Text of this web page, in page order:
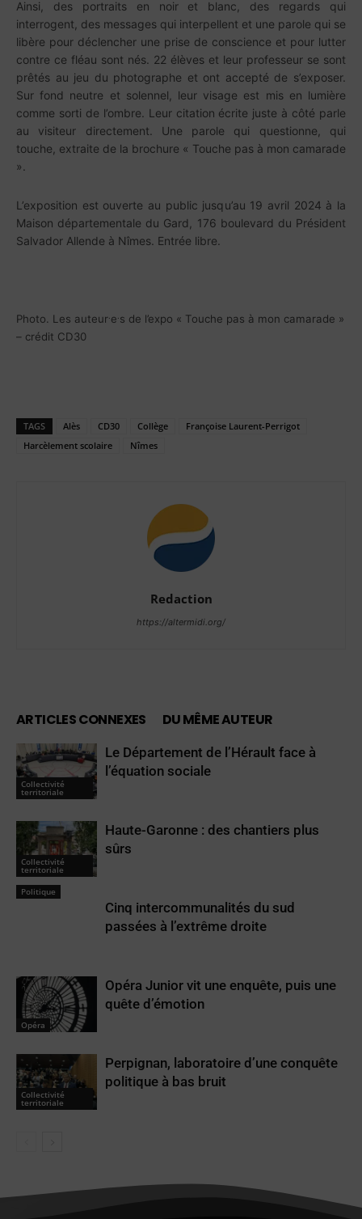
Ainsi, des portraits en noir et blanc, des regards qui
interrogent, des messages qui interpellent et une parole qui se
libère pour déclencher une prise de conscience et pour lutter
contre ce fléau sont nés. 22 élèves et leur professeur se sont
prêtés au jeu du photographe et ont accepté de s’exposer.
Sur fond neutre et solennel, leur visage est mis en lumière
comme sorti de l’ombre. Leur citation écrite juste à côté parle
au visiteur directement. Une parole qui questionne, qui
touche, extraite de la brochure « Touche pas à mon camarade
».
L’exposition est ouverte au public jusqu’au 19 avril 2024 à la
Maison départementale du Gard, 176 boulevard du Président
Salvador Allende à Nîmes. Entrée libre.
Photo. Les auteur.e.s de l’expo « Touche pas à mon camarade »
– crédit CD30
TAGS Alès CD30 Collège
Françoise Laurent-Perrigot
Harcèlement scolaire
Nîmes
Redaction
https://altermidi.org/
ARTICLES CONNEXES DU MÊME AUTEUR
Collectivité
territoriale
Le Département de l’Hérault face à
l’équation sociale
Collectivité
territoriale
Haute-Garonne : des chantiers plus
sûrs
Politique
Cinq intercommunalités du sud
passées à l’extrême droite
Opéra
Opéra Junior vit une enquête, puis une
quête d’émotion
Collectivité
territoriale
Perpignan, laboratoire d’une conquête
politique à bas bruit